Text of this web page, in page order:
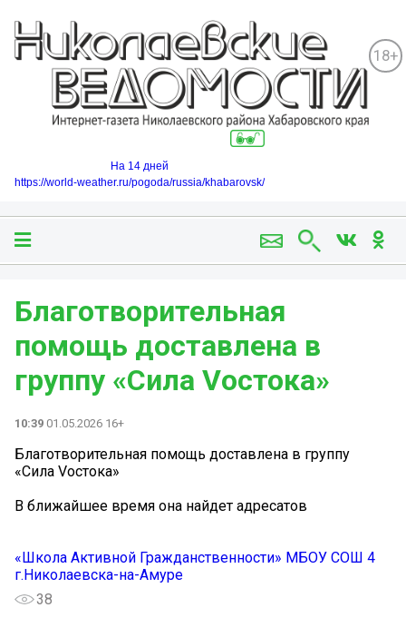
18+
На 14 дней
https://world-weather.ru/pogoda/russia/khabarovsk/
Благотворительная
помощь доставлена в
группу «Сила Vостока»
10:39 01.05.2026 16+
Благотворительная помощь доставлена в группу
«Сила Vостока»
В ближайшее время она найдет адресатов
«Школа Активной Гражданственности» МБОУ СОШ 4
г.Николаевска-на-Амуре
38